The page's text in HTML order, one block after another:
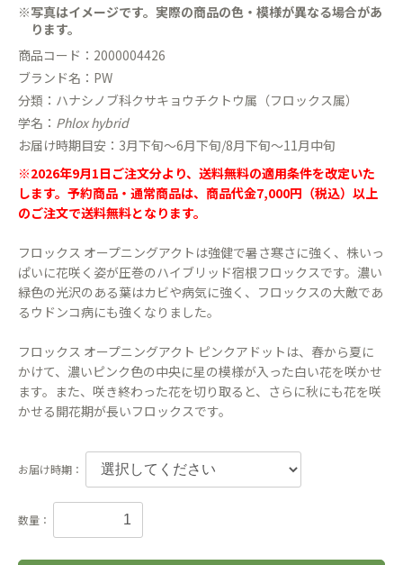
※写真はイメージです。実際の商品の色・模様が異なる場合があ
ります。
商品コード：2000004426
ブランド名：PW
分類：ハナシノブ科クサキョウチクトウ属（フロックス属）
学名： Phlox hybrid
お届け時期目安：3月下旬〜6月下旬/8月下旬〜11月中旬
※2026年9月1日ご注文分より、送料無料の適用条件を改定いた
します。予約商品・通常商品は、商品代金7,000円（税込）以上
のご注文で送料無料となります。
フロックス オープニングアクトは強健で暑さ寒さに強く、株いっ
ぱいに花咲く姿が圧巻のハイブリッド宿根フロックスです。濃い
緑色の光沢のある葉はカビや病気に強く、フロックスの大敵であ
るウドンコ病にも強くなりました。
フロックス オープニングアクト ピンクアドットは、春から夏に
かけて、濃いピンク色の中央に星の模様が入った白い花を咲かせ
ます。また、咲き終わった花を切り取ると、さらに秋にも花を咲
かせる開花期が長いフロックスです。
お届け時期：
数量：